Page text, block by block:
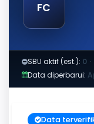
FC
SBU aktif (est.): 0 ·
Data diperbarui:
Data